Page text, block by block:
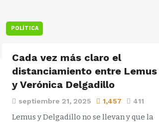
POLÍTICA
Cada vez más claro el
distanciamiento entre Lemus
y Verónica Delgadillo
septiembre 21, 2025 1,457 411
Lemus y Delgadillo no se llevan y que la